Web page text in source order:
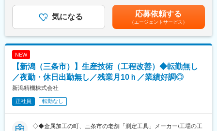
す。車検・整備・修理・板金塗装・販売まで幅広く対応していま
す。地域で長く愛されてきた経験と技術で、お客様のカーライフ
を全力でサポートしております。2025年秋には新工場も設立し、
さらに拡大成長しておりますので、当社で一緒に成長したい方は
ぜひご応募ください。
変更の範囲：無
■組織構成
男性4名(50代2名、30代1名、20代1名)、女性2名(40代２名)
～ 2.00％（前年度実績）■賞与あり：年2回 ※賞与月数 計3.40
ヶ月分（前年度実績）賃金はあくまでも目安の金額であり、選考
を通じて上下する可能性があります。月給(月額)は固定手当を含め
た表記です。
気になる 応募依頼する
（エージェントサービス）
NEW
【新潟（三条市）】生産技術（工程改善）◆転勤無し
／夜勤・休日出勤無し／残業月10ｈ／業績好調◎
新潟精機株式会社
正社員 転勤なし
◇◆金属加工の町、三条市の老舗「測定工具」メーカー/工場の工